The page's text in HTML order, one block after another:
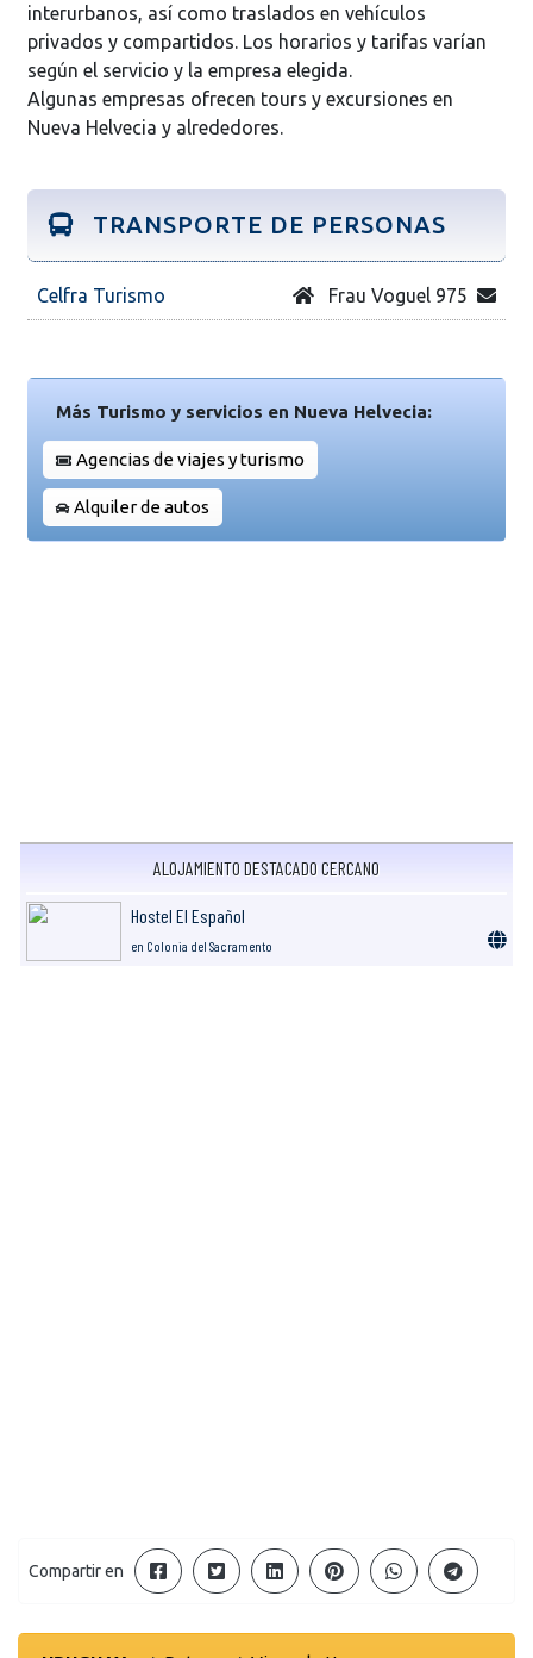
interurbanos, así como traslados en vehículos
privados y compartidos. Los horarios y tarifas varían
según el servicio y la empresa elegida.
Algunas empresas ofrecen tours y excursiones en
Nueva Helvecia y alrededores.
TRANSPORTE DE PERSONAS
Celfra Turismo Frau Voguel 975
Más Turismo y servicios en Nueva Helvecia:
Agencias de viajes y turismo
Alquiler de autos
ALOJAMIENTO DESTACADO CERCANO
Hostel El Español
en Colonia del Sacramento
Compartir en